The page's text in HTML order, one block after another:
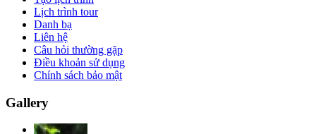
Lịch trình tour
Danh bạ
Liên hệ
Câu hỏi thường gặp
Điều khoản sử dụng
Chính sách bảo mật
Gallery